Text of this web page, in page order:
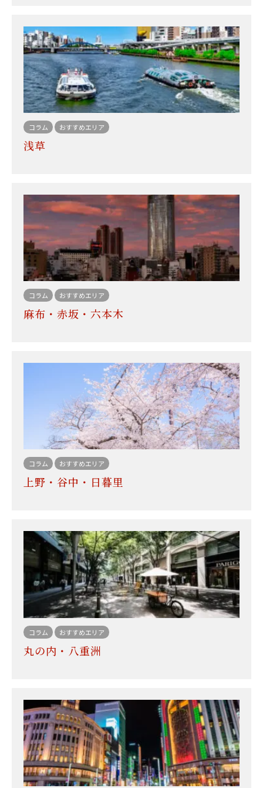
コラム おすすめエリア
浅草
コラム おすすめエリア
麻布・赤坂・六本木
コラム おすすめエリア
上野・谷中・日暮里
コラム おすすめエリア
丸の内・八重洲